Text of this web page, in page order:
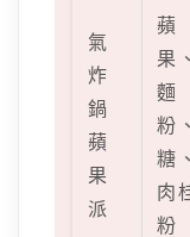
氣
炸
鍋
蘋
果
派
蘋
果、
麵
粉、
糖、
肉
粉